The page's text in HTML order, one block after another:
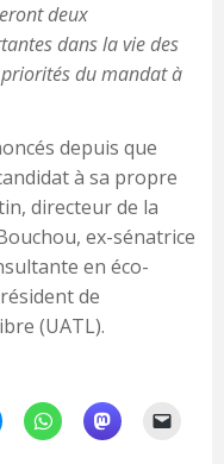
deux
dans la vie des
priorités du mandat à
depuis que
à sa propre
directeur de la
ex-sénatrice
en éco-
de
(UATL).